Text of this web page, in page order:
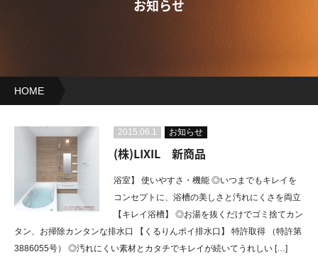
お知らせ
HOME
せ
2015.06.1 お知らせ
(株)LIXIL 新商品
浴室】 使いやすさ・機能 ◎いつまでもキレイを
コンセプトに、浴槽の美しさと汚れにくさを両立
【キレイ浴槽】 ◎お湯を抜くだけでゴミ捨てカン
タン、お掃除カンタンな排水口 【くるりんポイ排水口】 特許取得 （特許第
3886055号） ◎汚れにくい素材とカタチでキレイが続いてうれしい […]